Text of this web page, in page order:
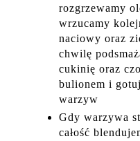
rozgrzewamy
wrzucamy
naciowy oraz
chwilę
cukinię oraz
bulionem i
warzyw
Gdy warzywa
całość